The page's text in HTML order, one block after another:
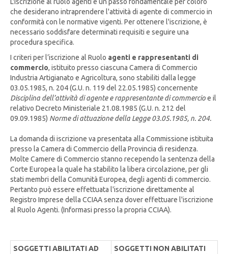
che desiderano intraprendere l'attività di agente di commercio in
conformità con le normative vigenti. Per ottenere l'iscrizione, è
necessario soddisfare determinati requisiti e seguire una
procedura specifica.
I criteri per l’iscrizione al Ruolo agenti e rappresentanti di
commercio, istituito presso ciascuna Camera di Commercio
Industria Artigianato e Agricoltura, sono stabiliti dalla legge
03.05.1985, n. 204 (G.U. n. 119 del 22.05.1985) concernente
Disciplina dell’attività di agente e rappresentante di commercioe il
relativo Decreto Ministeriale 21.08.1985 (G.U. n. 212 del
09.09.1985) Norme di attuazione della Legge 03.05.1985, n. 204.
La domanda di iscrizione va presentata alla Commissione istituita
presso la Camera di Commercio della Provincia di residenza.
Molte Camere di Commercio stanno recependo la sentenza della
Corte Europea la quale ha stabilito la libera circolazione, per gli
stati membri della Comunità Europea, degli agenti di commercio.
Pertanto può essere effettuata l'iscrizione direttamente al
Registro Imprese della CCIAA senza dover effettuare l'iscrizione
al Ruolo Agenti. (Informasi presso la propria CCIAA).
SOGGETTI ABILITATI AD
SOGGETTI NON ABILITATI